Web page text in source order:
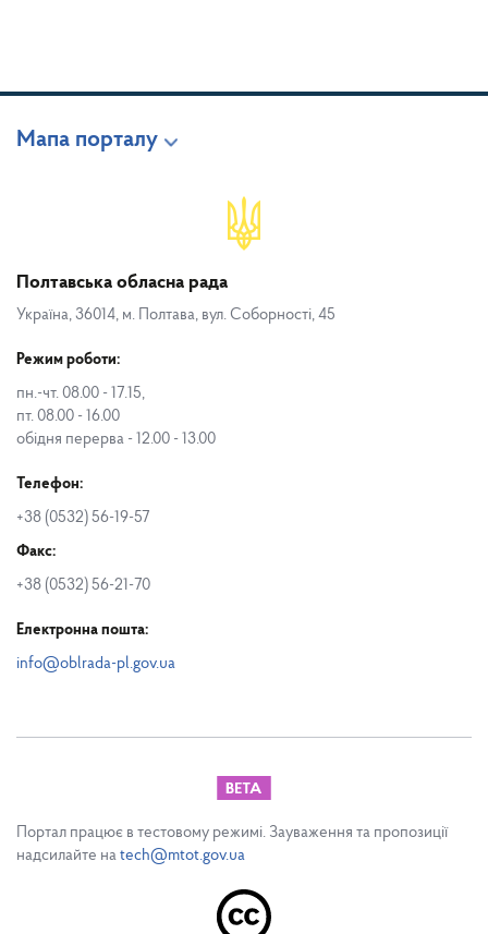
Мапа порталу
Полтавська обласна рада
Україна, 36014, м. Полтава, вул. Соборності, 45
Режим роботи:
пн.-чт. 08.00 - 17.15,
пт. 08.00 - 16.00
обідня перерва - 12.00 - 13.00
Телефон:
+38 (0532) 56-19-57
Факс:
+38 (0532) 56-21-70
Електронна пошта:
info@oblrada-pl.gov.ua
Портал працює в тестовому режимі. Зауваження та пропозиції
надсилайте на tech@mtot.gov.ua